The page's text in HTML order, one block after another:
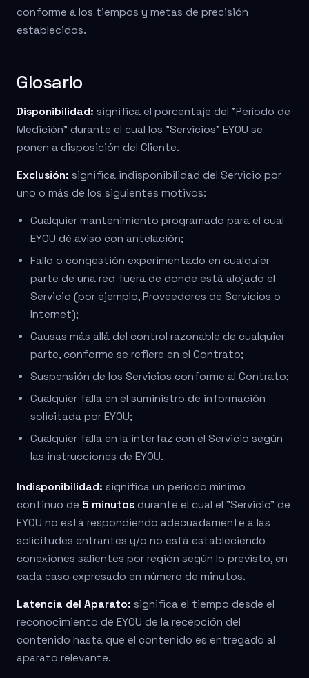
conforme a los tiempos y metas de precisión
establecidos.
Glosario
Disponibilidad: significa el porcentaje del "Período de
Medición" durante el cual los "Servicios" EYOU se
ponen a disposición del Cliente.
Exclusión: significa indisponibilidad del Servicio por
uno o más de los siguientes motivos:
Cualquier mantenimiento programado para el cual
EYOU dé aviso con antelación;
Fallo o congestión experimentado en cualquier
parte de una red fuera de donde está alojado el
Servicio (por ejemplo, Proveedores de Servicios o
Internet);
Causas más allá del control razonable de cualquier
parte, conforme se refiere en el Contrato;
Suspensión de los Servicios conforme al Contrato;
Cualquier falla en el suministro de información
solicitada por EYOU;
Cualquier falla en la interfaz con el Servicio según
las instrucciones de EYOU.
Indisponibilidad: significa un período mínimo
continuo de 5 minutos durante el cual el "Servicio" de
EYOU no está respondiendo adecuadamente a las
solicitudes entrantes y/o no está estableciendo
conexiones salientes por región según lo previsto, en
cada caso expresado en número de minutos.
Latencia del Aparato: significa el tiempo desde el
reconocimiento de EYOU de la recepción del
contenido hasta que el contenido es entregado al
aparato relevante.